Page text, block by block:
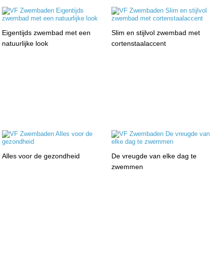
Eigentijds zwembad met een
natuurlijke look
Slim en stijlvol zwembad met
cortenstaalaccent
Alles voor de gezondheid
De vreugde van elke dag te
zwemmen